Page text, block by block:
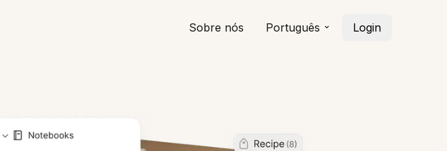
Sobre nós Português Login